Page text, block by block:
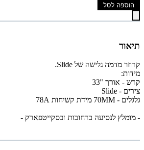
הוספה לסל
תיאור
קרוזר מדמה גלישה של Slide.
מידות:
קרש - אורך "33
צירים - Slide
גלגלים - 70MM מידת קשיחות 78A
- מומלץ לנסיעה ברחובות ובסקייטפארק -